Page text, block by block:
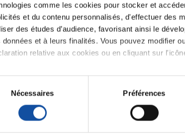
comme les cookies pour stocker et
et du contenu personnalisés, d'effectuer des
des études d’audience, favorisant ainsi le
données et à leurs finalités. Vous pouvez modifier
relative aux cookies ou en cliquant sur
le permettez, nous aimerions également :
Collecter des informations sur votre localisation
digitales).
en savoir plus sur le traitement de vos données
Nécessaires Préférences
En savoir plus
Je soutiensla